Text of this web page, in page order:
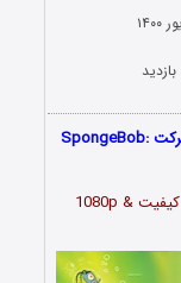
انیمیشن باب اسفنجی: دو انگشت شست بی حرکت SpongeBob:
باب اسفنجی: دو انگشت شست بی حرکت با کیفیت 1080p &